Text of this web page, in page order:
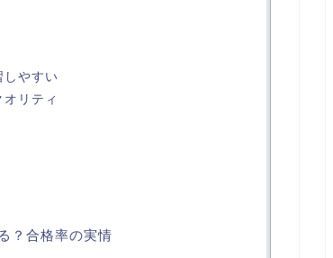
しやすい
リティ
？合格率の実情